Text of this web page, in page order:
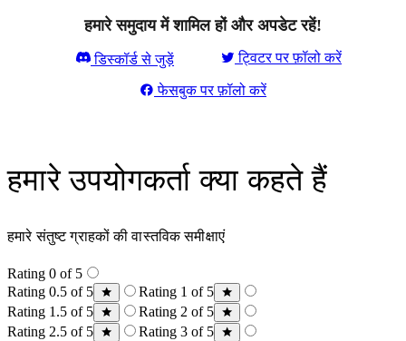
हमारे समुदाय में शामिल हों और अपडेट रहें!
डिस्कॉर्ड से जुड़ें ट्विटर पर फ़ॉलो करें
फेसबुक पर फ़ॉलो करें
हमारे उपयोगकर्ता क्या कहते हैं
हमारे संतुष्ट ग्राहकों की वास्तविक समीक्षाएं
Rating 0 of 5
Rating 0.5 of 5
Rating 1 of 5
Rating 1.5 of 5
Rating 2 of 5
Rating 2.5 of 5
Rating 3 of 5